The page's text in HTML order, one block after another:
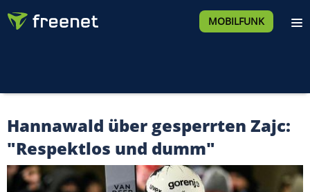
MOBILFUNK
Hannawald über gesperrten Zajc:
"Respektlos und dumm"